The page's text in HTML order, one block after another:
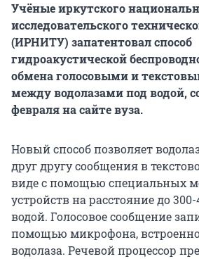
Учёные иркутского
исследовательского
(ИРНИТУ) запатентовал способ
гидроакустической
обмена голосовыми и
между водолазами под водой,
февраля на сайте вуза.
Новый способ позволяет
друг другу сообщения в
виде с помощью специальных
устройств на расстояние до
водой. Голосовое сообщение
помощью микрофона,
водолаза. Речевой процессор